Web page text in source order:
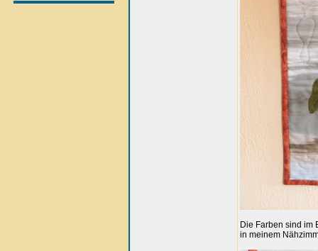
Die Farben sind im
in meinem